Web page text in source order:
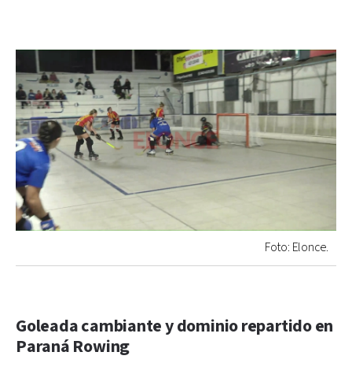
Foto: Elonce.
Goleada cambiante y dominio repartido en
Paraná Rowing